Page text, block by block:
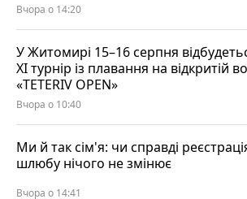
Вчора о 14:20
У Житомирі 15–16 серпня
XI турнір із плавання на відкритій
«TETERIV OPEN»
Вчора о 10:40
Ми й так сім'я: чи справді
шлюбу нічого не змінює
Вчора о 14:41